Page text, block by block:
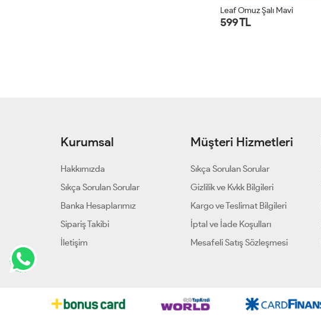
Leaf Omuz Şalı Mavi
599 TL
Kurumsal
Hakkımızda
Sıkça Sorulan Sorular
Banka Hesaplarımız
Sipariş Takibi
İletişim
Müşteri Hizmetleri
Sıkça Sorulan Sorular
Gizlilik ve Kvkk Bilgileri
Kargo ve Teslimat Bilgileri
İptal ve İade Koşulları
Mesafeli Satış Sözleşmesi